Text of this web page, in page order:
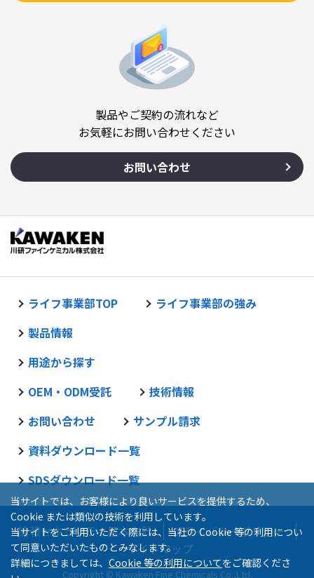
製品やご契約の流れなど
お気軽にお問い合わせください
お問い合わせ
ライフ事業部TOP
ライフ事業部の強み
製品情報
用途から探す
OEM・ODM受託
技術情報
お問い合わせ
サンプル請求
資料ダウンロード一覧
SDSダウンロード一覧
情報セキュリティ基本方針
プライバシーポリシー
サイトマップ
Copyright © Kawaken Fine Chemicals Co.,Ltd.
当サイトでは、お客様により良いサービスを提供するため、
Cookie または類似の技術を利用しています。
当サイトをご利用いただく際には、当社の Cookie 等の利用につい
て同意いただいたものとみなします。
詳細につきましては、 Cookie 等の利用についてをご確認くださ